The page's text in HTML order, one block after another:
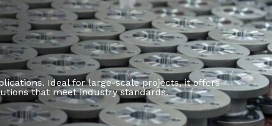
Ideal for large-scale projects, it offers
that meet industry standards.